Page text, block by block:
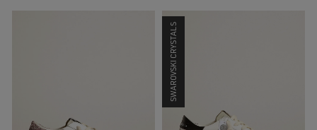
SWAROVSKI CRYSTALS